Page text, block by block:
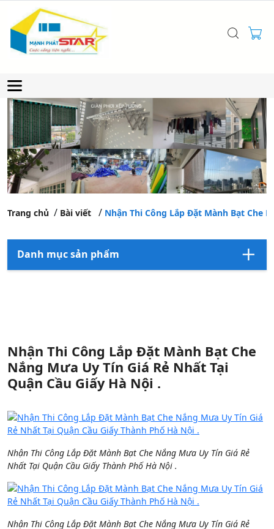
Trang chủ Bài viết Nhận Thi Công Lắp Đặt Mành Bạt Che
Danh mục sản phẩm
Nhận Thi Công Lắp Đặt Mành Bạt Che
Nắng Mưa Uy Tín Giá Rẻ Nhất Tại
Quận Cầu Giấy Hà Nội .
Nhận Thi Công Lắp Đặt Mành Bạt Che Nắng Mưa Uy Tín Giá Rẻ
Nhất Tại Quận Cầu Giấy Thành Phố Hà Nội .
Nhận Thi Công Lắp Đặt Mành Bạt Che Nắng Mưa Uy Tín Giá Rẻ